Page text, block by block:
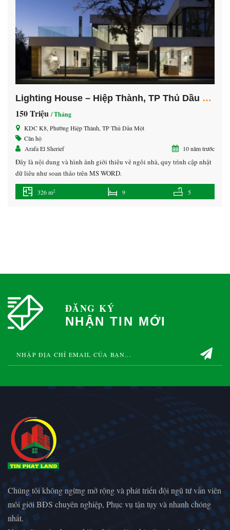
Lighting House – Hiệp Thành, TP Thủ Dầu Một
150 Triệu/ Tháng
KDC K8, Phường Hiệp Thành, TP Thủ Dầu Một
Căn hộ
Arafa El Sherief
10 năm trước
Đây là nội dung và hình ảnh giới thiêu về ngôi nhà, quy trình cập nhật
dữ liệu như soạn thảo trên MS WORD.
326 m2 9 5
ĐĂNG KÝ
NHẬN TIN MỚI
Chúng tôi không ngừng mở rộng và phát triển đội ngũ tư vấn viên
môi giới BĐS chuyên nghiệp, Phục vụ tận tụy và nhanh chóng
nhất.